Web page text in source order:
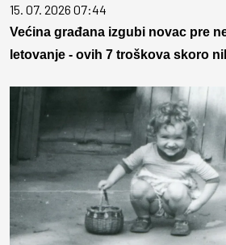
15. 07. 2026 07:44
Većina građana izgubi novac pre
letovanje - ovih 7 troškova skoro